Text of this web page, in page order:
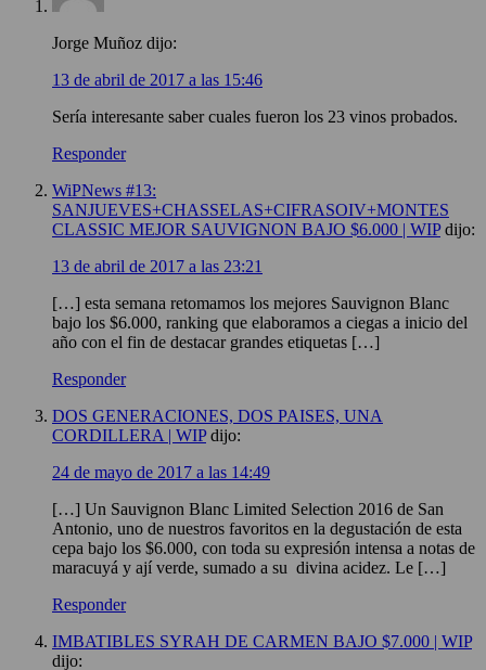
Jorge Muñoz dijo:
13 de abril de 2017 a las 15:46
Sería interesante saber cuales fueron los 23 vinos probados.
Responder
WiPNews #13:
SANJUEVES+CHASSELAS+CIFRASOIV+MONTES
CLASSIC MEJOR SAUVIGNON BAJO $6.000 | WIP dijo:
13 de abril de 2017 a las 23:21
[…] esta semana retomamos los mejores Sauvignon Blanc
bajo los $6.000, ranking que elaboramos a ciegas a inicio del
año con el fin de destacar grandes etiquetas […]
Responder
DOS GENERACIONES, DOS PAISES, UNA
CORDILLERA | WIP dijo:
24 de mayo de 2017 a las 14:49
[…] Un Sauvignon Blanc Limited Selection 2016 de San
Antonio, uno de nuestros favoritos en la degustación de esta
cepa bajo los $6.000, con toda su expresión intensa a notas de
maracuyá y ají verde, sumado a su divina acidez. Le […]
Responder
IMBATIBLES SYRAH DE CARMEN BAJO $7.000 | WIP
dijo: